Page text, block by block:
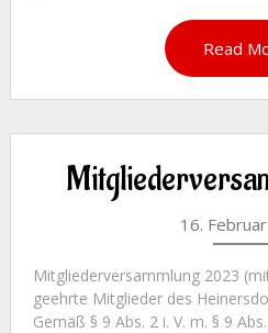
Read
16.
Mitgliederversammlung 2023
geehrte Mitglieder des
Gemäß § 9 Abs. 2 i. V. m. § 9